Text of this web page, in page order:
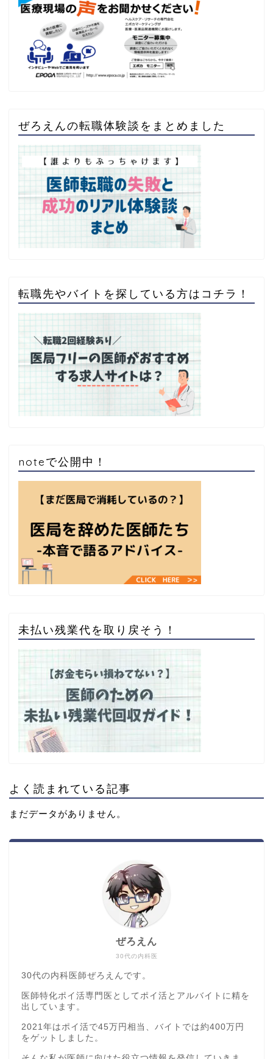
ぜろえんの転職体験談をまとめました
転職先やバイトを探している方はコチラ！
noteで公開中！
未払い残業代を取り戻そう！
よく読まれている記事
まだデータがありません。
30代の内科医
ぜろえん
30代の内科医師ぜろえんです。
医師特化ポイ活専門医としてポイ活とアルバイトに精を
出しています。
2021年はポイ活で45万円相当、バイトでは約400万円
をゲットしました。